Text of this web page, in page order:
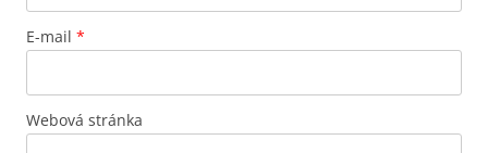
E-mail *
Webová stránka